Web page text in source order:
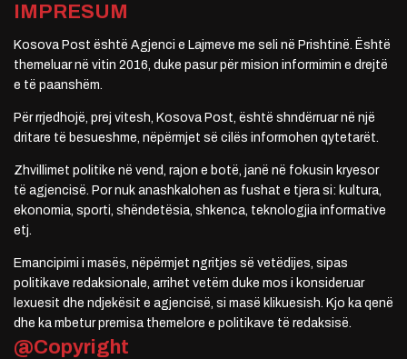
IMPRESUM
Kosova Post është Agjenci e Lajmeve me seli në Prishtinë. Është
themeluar në vitin 2016, duke pasur për mision informimin e drejtë
e të paanshëm.
Për rrjedhojë, prej vitesh, Kosova Post, është shndërruar në një
dritare të besueshme, nëpërmjet së cilës informohen qytetarët.
Zhvillimet politike në vend, rajon e botë, janë në fokusin kryesor
të agjencisë. Por nuk anashkalohen as fushat e tjera si: kultura,
ekonomia, sporti, shëndetësia, shkenca, teknologjia informative
etj.
Emancipimi i masës, nëpërmjet ngritjes së vetëdijes, sipas
politikave redaksionale, arrihet vetëm duke mos i konsideruar
lexuesit dhe ndjekësit e agjencisë, si masë klikuesish. Kjo ka qenë
dhe ka mbetur premisa themelore e politikave të redaksisë.
@Copyright